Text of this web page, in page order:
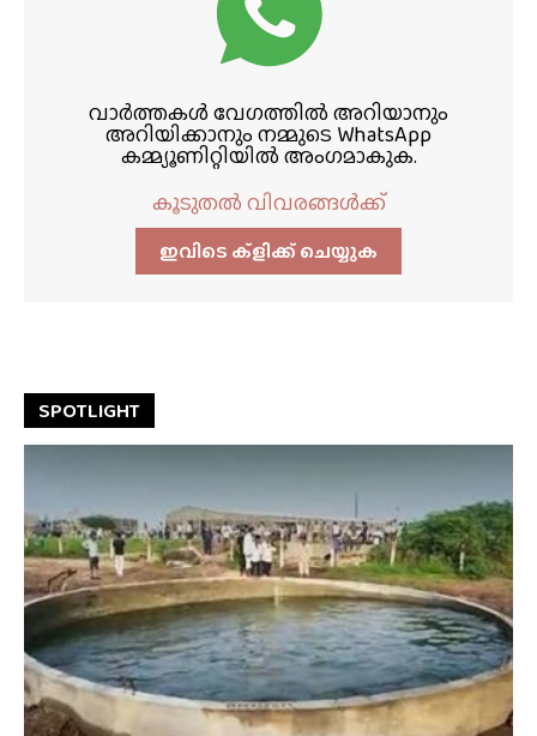
വാർത്തകൾ വേഗത്തിൽ അറിയാനും
അറിയിക്കാനും നമ്മുടെ WhatsApp
കമ്മ്യൂണിറ്റിയിൽ അംഗമാകുക.
കൂടുതൽ വിവരങ്ങൾക്ക്
ഇവിടെ ക്ളിക്ക്‌ ചെയ്യുക
SPOTLIGHT